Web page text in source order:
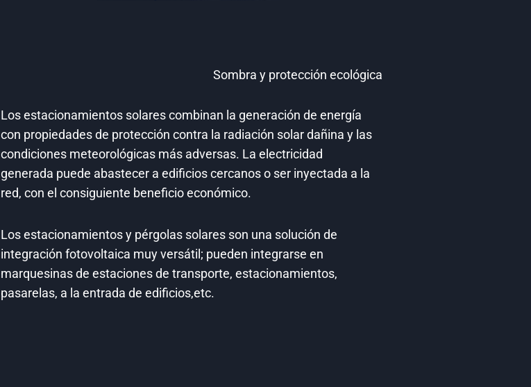
Sombra y protección ecológica
Los estacionamientos solares combinan la generación de energía
con propiedades de protección contra la radiación solar dañina y las
condiciones meteorológicas más adversas. La electricidad
generada puede abastecer a edificios cercanos o ser inyectada a la
red, con el consiguiente beneficio económico.
Los estacionamientos y pérgolas solares son una solución de
integración fotovoltaica muy versátil; pueden integrarse en
marquesinas de estaciones de transporte, estacionamientos,
pasarelas, a la entrada de edificios,etc.